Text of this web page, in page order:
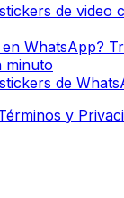
de video
en WhatsApp?
minuto
de
y